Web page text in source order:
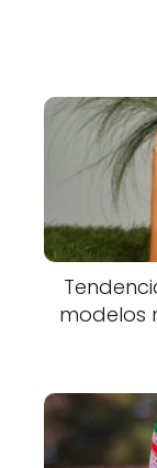
modelos